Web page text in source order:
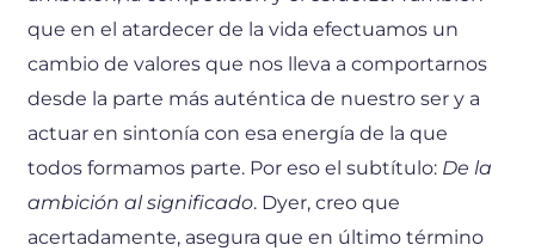
que en el atardecer de la vida efectuamos un
cambio de valores que nos lleva a comportarnos
desde la parte más auténtica de nuestro ser y a
actuar en sintonía con esa energía de la que
todos formamos parte. Por eso el subtítulo: De la
ambición al significado. Dyer, creo que
acertadamente, asegura que en último término